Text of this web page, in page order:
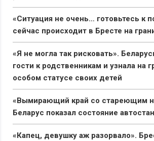
«Ситуация не очень… готовьтесь к
сейчас происходит в Бресте на
«Я не могла так рисковать».
гости к родственникам и узнала на
особом статусе своих детей
«Вымирающий край со стареющим
Беларус показал состояние
«Капец, девушку аж разорвало».